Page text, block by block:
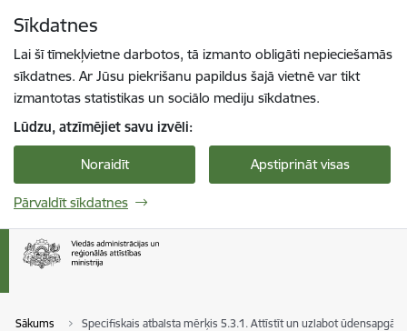
Sīkdatnes
Lai šī tīmekļvietne darbotos, tā izmanto obligāti nepieciešamās
sīkdatnes. Ar Jūsu piekrišanu papildus šajā vietnē var tikt
izmantotas statistikas un sociālo mediju sīkdatnes.
Lūdzu, atzīmējiet savu izvēli:
Noraidīt Apstiprināt visas
Pārvaldīt sīkdatnes
Sākums Specifiskais atbalsta mērķis 5.3.1. Attīstīt un uzlabot